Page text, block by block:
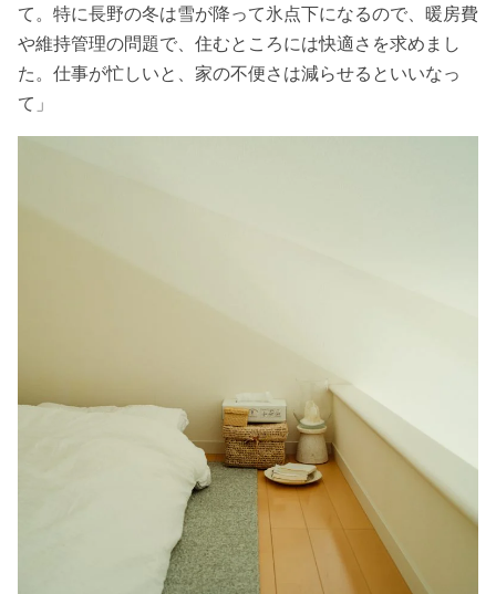
て。特に長野の冬は雪が降って氷点下になるので、暖房費
や維持管理の問題で、住むところには快適さを求めまし
た。仕事が忙しいと、家の不便さは減らせるといいなっ
て」